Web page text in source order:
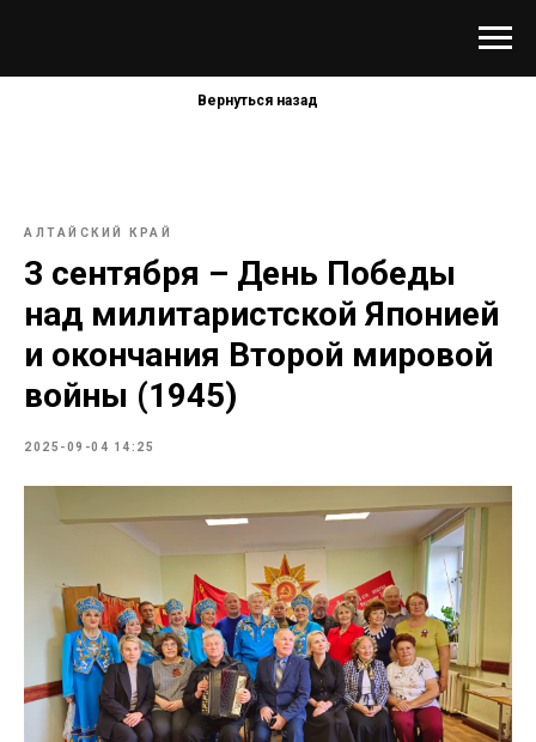
Вернуться назад
АЛТАЙСКИЙ КРАЙ
3 сентября – День Победы
над милитаристской Японией
и окончания Второй мировой
войны (1945)
2025-09-04 14:25